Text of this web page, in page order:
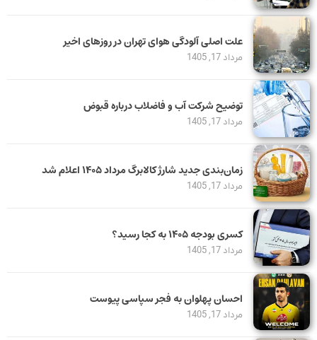
علت اصلی آلودگی هوای تهران در روزهای اخیر
مرداد 17, 1405
توضیح شرکت آب و فاضلاب درباره قبوض
مرداد 17, 1405
زمان‌بندی جدید شارژ کالابرگ مرداد ۱۴۰۵ اعلام شد
مرداد 17, 1405
کسری بودجه ۱۴۰۵ به کجا رسید؟
مرداد 17, 1405
احسان پهلوان به فجر سپاسی پیوست
مرداد 17, 1405